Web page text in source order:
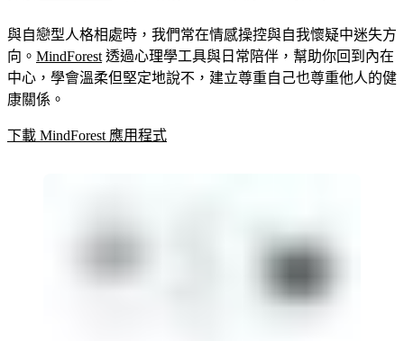
與自戀型人格相處時，我們常在情感操控與自我懷疑中迷失方
向。 MindForest 透過心理學工具與日常陪伴，幫助你回到內在
中心，學會溫柔但堅定地說不，建立尊重自己也尊重他人的健
康關係。
下載 MindForest 應用程式